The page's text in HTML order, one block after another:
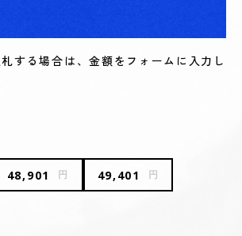
する場合は、金額をフォームに入力し
48,901 円 49,401 円